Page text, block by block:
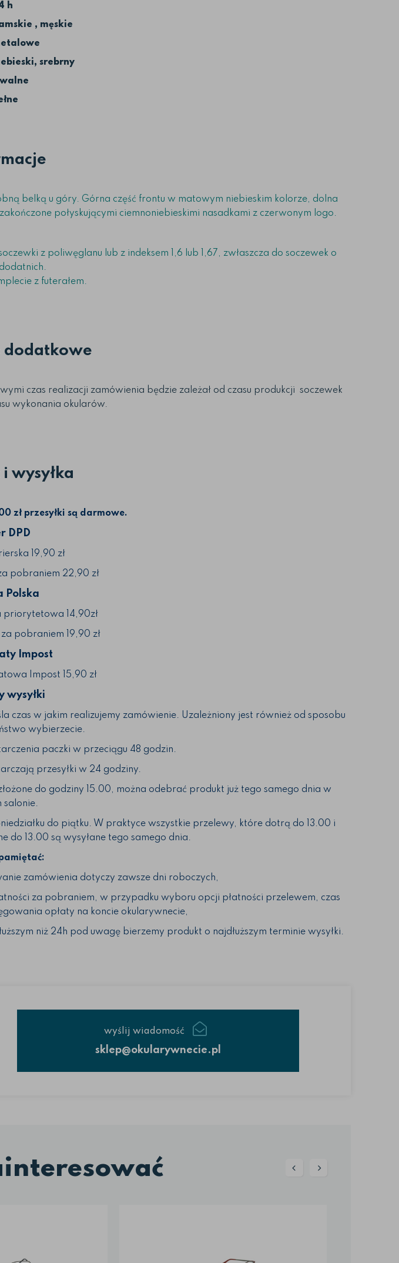
h
, męskie
srebrny
belką u góry. Górna część frontu w matowym niebieskim kolorze, dolna
połyskującymi ciemnoniebieskimi nasadkami z czerwonym logo.
z poliwęglanu lub z indeksem 1,6 lub 1,67, zwłaszcza do soczewek o
z futerałem.
dodatkowe
czas realizacji zamówienia będzie zależał od czasu produkcji soczewek
wykonania okularów.
i wysyłka
zł przesyłki są darmowe.
DPD
19,90 zł
pobraniem 22,90 zł
Polska
priorytetowa 14,90zł
pobraniem 19,90 zł
Impost
Impost 15,90 zł
wysyłki
czas w jakim realizujemy zamówienie. Uzależniony jest również od sposobu
wybierzecie.
paczki w przeciągu 48 godzin.
przesyłki w 24 godziny.
do godziny 15.00, można odebrać produkt już tego samego dnia w
salonie.
do piątku. W praktyce wszystkie przelewy, które dotrą do 13.00 i
do 13.00 są wysyłane tego samego dnia.
zamówienia dotyczy zawsze dni roboczych,
za pobraniem, w przypadku wyboru opcji płatności przelewem, czas
opłaty na koncie okularywnecie,
niż 24h pod uwagę bierzemy produkt o najdłuższym terminie wysyłki.
wyślij wiadomość
sklep@okularywnecie.pl